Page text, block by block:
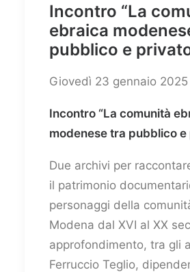
Incontro “La
ebraica
pubblico e
Giovedì 23 gennaio 2025
Incontro “La comunità
modenese tra pubblico e
Due archivi per
il patrimonio
personaggi della
Modena dal XVI al XX
approfondimento, tra gli
Ferruccio Teglio,